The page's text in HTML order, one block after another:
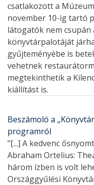
csatlakozott a
november 10-ig tartó
látogatók nem
könyvtárpalotáját
gyűjteményébe is
vehetnek
megtekinthetik a
kiállítást is.
Beszámoló a
programról
"[...] A kedvenc
Abraham Ortelius:
három ízben is volt
Országgyűlési